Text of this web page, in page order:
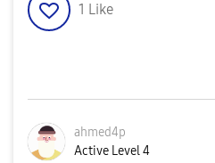
1 Like
ahmed4p
Active Level 4